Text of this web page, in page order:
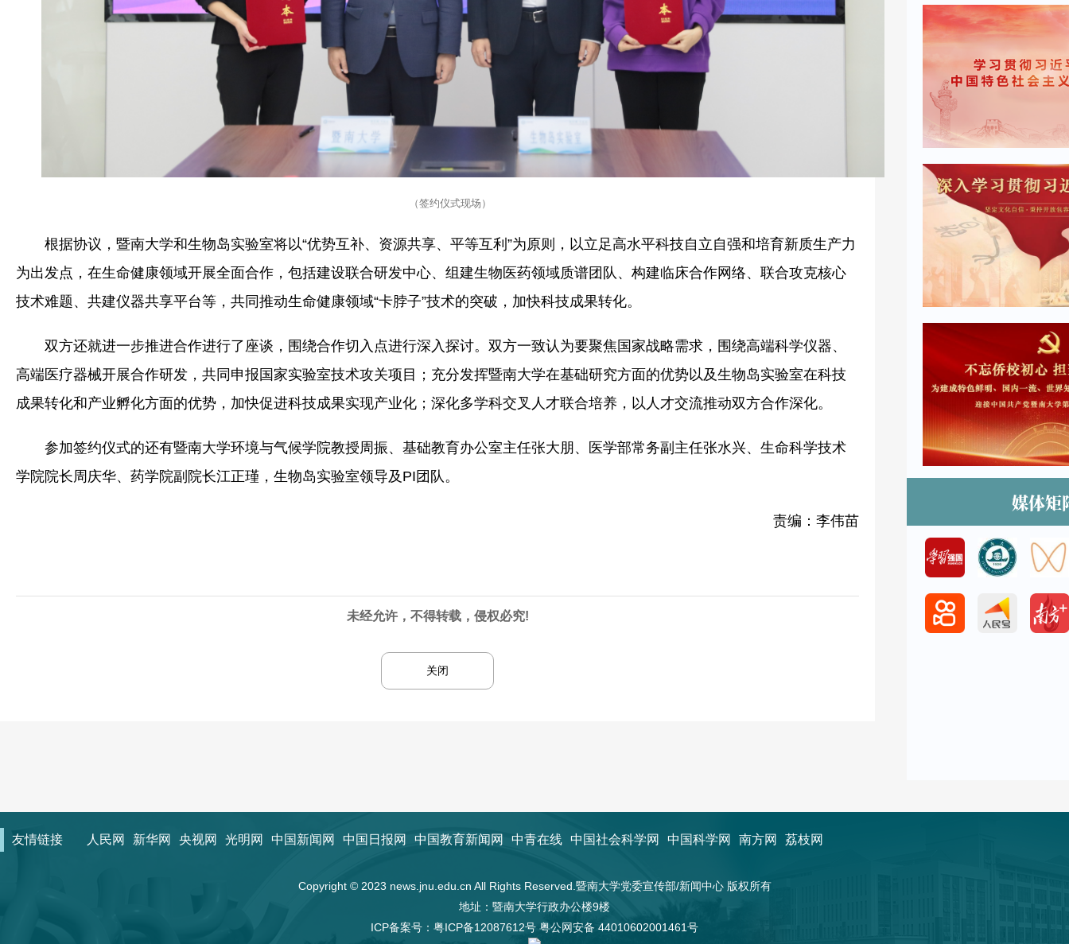
（签约仪式现场）
根据协议，暨南大学和生物岛实验室将以“优势互补、资源共享、平等互利”为原则，以立足高水平科技自立自强和培育新质生产力
为出发点，在生命健康领域开展全面合作，包括建设联合研发中心、组建生物医药领域质谱团队、构建临床合作网络、联合攻克核心
技术难题、共建仪器共享平台等，共同推动生命健康领域“卡脖子”技术的突破，加快科技成果转化。
双方还就进一步推进合作进行了座谈，围绕合作切入点进行深入探讨。双方一致认为要聚焦国家战略需求，围绕高端科学仪器、
高端医疗器械开展合作研发，共同申报国家实验室技术攻关项目；充分发挥暨南大学在基础研究方面的优势以及生物岛实验室在科技
成果转化和产业孵化方面的优势，加快促进科技成果实现产业化；深化多学科交叉人才联合培养，以人才交流推动双方合作深化。
参加签约仪式的还有暨南大学环境与气候学院教授周振、基础教育办公室主任张大朋、医学部常务副主任张水兴、生命科学技术
学院院长周庆华、药学院副院长江正瑾，生物岛实验室领导及PI团队。
责编：李伟苗
未经允许，不得转载，侵权必究!
关闭
媒体矩
友情链接 人民网 新华网 央视网 光明网 中国新闻网 中国日报网 中国教育新闻网 中青在线 中国社会科学网 中国科学网 南方网 荔枝网
Copyright © 2023 news.jnu.edu.cn All Rights Reserved.暨南大学党委宣传部/新闻中心 版权所有
地址：暨南大学行政办公楼9楼
ICP备案号： 粤ICP备12087612号 粤公网安备 44010602001461号